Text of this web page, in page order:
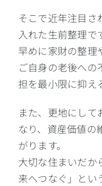
そこで近年注目さ
入れた生前整理で
早めに家財の整理
ご自身の老後への
担を最小限に抑え
また、更地にして
なり、資産価値の
がります。
大切な住まいだか
来へつなぐ」とい